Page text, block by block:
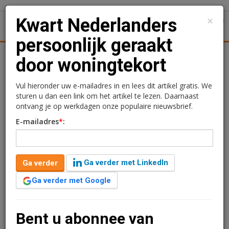
Nieuws Achtergronden
Kwart Nederlanders
persoonlijk geraakt door
woningtekort
Redactie
12 mei 2026 om 12:06
3 maanden geleden aangepast
3 minuten leestijd
Een kwart van de Nederlanders wordt persoonlijk
met kinderen tussen 13 en 17 jaar (38 procent).
×
Kwart Nederlanders
persoonlijk geraakt
door woningtekort
Vul hieronder uw e-mailadres in en lees dit artikel gratis. We
sturen u dan een link om het artikel te lezen. Daarnaast
ontvang je op werkdagen onze populaire nieuwsbrief.
E-mailadres*:
Ga verder
Ga verder met LinkedIn
Ga verder met Google
Bent u abonnee van